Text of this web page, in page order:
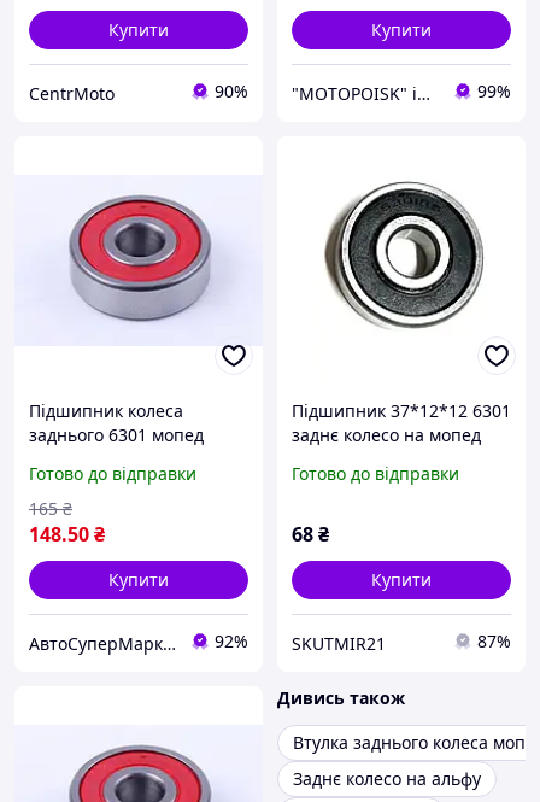
Купити
CentrMoto 90%
Купити
"MOTOPOISK" інтернет-магазин мотозапчастин та аксесуарів 99%
Підшипник колеса
заднього 6301 мопед
Готово до відправки
148.50₴
165 ₴
Купити
АвтоСуперМаркет 92%
Підшипник 37*12*12 6301
заднє колесо на мопед
Готово до відправки
68₴
Купити
SKUTMIR21 87%
Дивись також
Втулка заднього колеса
Заднє колесо на альфу